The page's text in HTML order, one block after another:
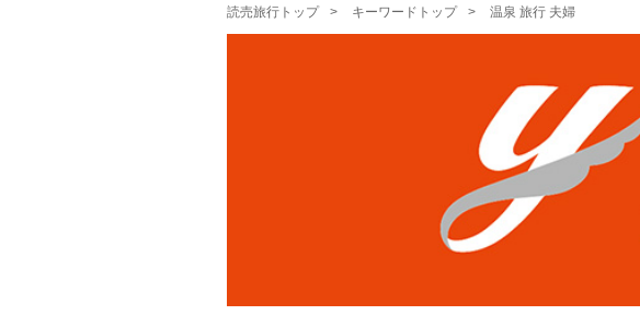
読売旅行トップ > キーワードトップ > 温泉 旅行 夫婦